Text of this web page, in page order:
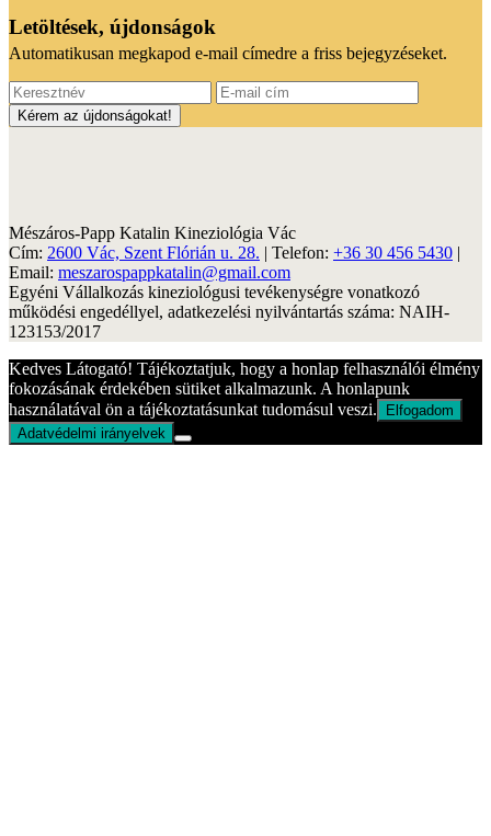
Letöltések, újdonságok
Automatikusan megkapod e-mail címedre a friss bejegyzéseket.
Mészáros-Papp Katalin Kineziológia Vác
Cím: 2600 Vác, Szent Flórián u. 28. | Telefon: +36 30 456 5430 |
Email: meszarospappkatalin@gmail.com
Egyéni Vállalkozás kineziológusi tevékenységre vonatkozó
működési engedéllyel, adatkezelési nyilvántartás száma: NAIH-
123153/2017
Kedves Látogató! Tájékoztatjuk, hogy a honlap felhasználói élmény
fokozásának érdekében sütiket alkalmazunk. A honlapunk
használatával ön a tájékoztatásunkat tudomásul veszi.
Elfogadom
Adatvédelmi irányelvek